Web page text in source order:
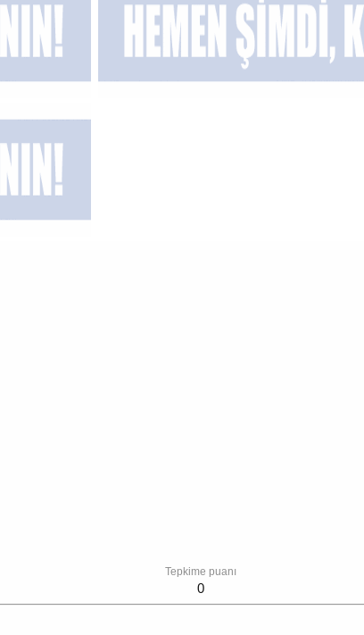
Tepkime puanı
0